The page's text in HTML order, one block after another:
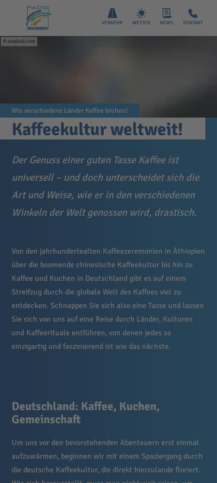
VERKEHR WETTER NEWS KONTAKT
unsplash.com
Wie verschiedene Länder Kaffee brühen!
Kaffeekultur weltweit!
Der Genuss einer guten Tasse Kaffee ist
universell – und doch unterscheidet sich die
Art und Weise, wie er in den verschiedenen
Winkeln der Welt genossen wird, drastisch.
Von den jahrhundertealten Kaffeezeremonien in Äthiopien
über die boomende chinesische Kaffeekultur bis hin zu
Kaffee und Kuchen in Deutschland gibt es auf einem
Streifzug durch die globale Welt des Kaffees viel zu
entdecken. Schnappen Sie sich also eine Tasse und lassen
Sie sich von uns auf eine Reise durch Länder, Kulturen
und Kaffeerituale entführen, von denen jedes so
einzigartig und faszinierend ist wie das nächste.
Deutschland: Kaffee, Kuchen,
Gemeinschaft
Um uns vor den bevorstehenden Abenteuern erst einmal
aufzuwärmen, beginnen wir mit einem Spaziergang durch
die deutsche Kaffeekultur, die direkt hierzulande floriert.